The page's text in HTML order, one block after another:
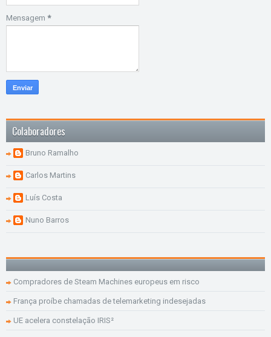
Mensagem *
Colaboradores
Bruno Ramalho
Carlos Martins
Luís Costa
Nuno Barros
Compradores de Steam Machines europeus em risco
França proíbe chamadas de telemarketing indesejadas
UE acelera constelação IRIS²